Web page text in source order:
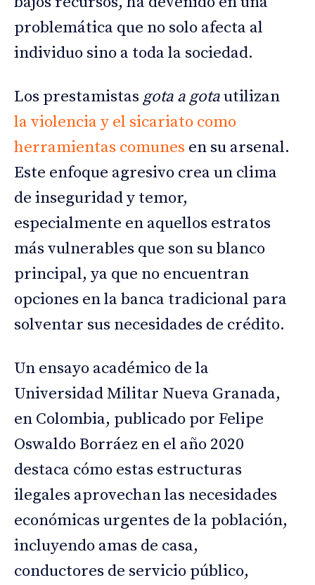
problemática que no solo afecta al
individuo sino a toda la sociedad.
Los prestamistas gota a gotautilizan
la violencia y el sicariato como
herramientas comunes en su arsenal.
Este enfoque agresivo crea un clima
de inseguridad y temor,
especialmente en aquellos estratos
más vulnerables que son su blanco
principal, ya que no encuentran
opciones en la banca tradicional para
solventar sus necesidades de crédito.
Un ensayo académico de la
Universidad Militar Nueva Granada,
en Colombia, publicado por Felipe
Oswaldo Borráez en el año 2020
destaca cómo estas estructuras
ilegales aprovechan las necesidades
económicas urgentes de la población,
incluyendo amas de casa,
conductores de servicio público,